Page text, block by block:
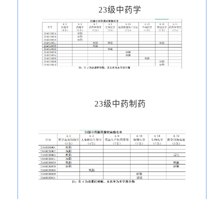
23级中药学
23级中药制药